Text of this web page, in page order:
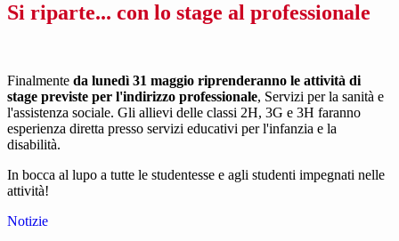
Si riparte... con lo stage al professionale
Finalmente da lunedì 31 maggio riprenderanno le attività di
stage previste per l'indirizzo professionale, Servizi per la sanità e
l'assistenza sociale. Gli allievi delle classi 2H, 3G e 3H faranno
esperienza diretta presso servizi educativi per l'infanzia e la
disabilità.
In bocca al lupo a tutte le studentesse e agli studenti impegnati nelle
attività!
Notizie